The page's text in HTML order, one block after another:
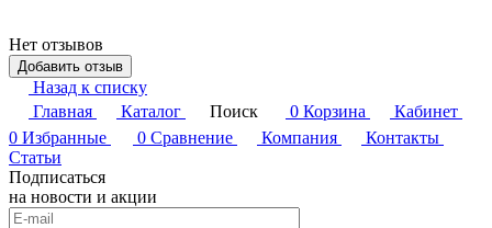
Нет отзывов
Добавить отзыв
Назад к списку
Главная
Каталог Поиск 0 Корзина
Кабинет
0 Избранные 0 Сравнение Компания
Контакты
Статьи
Подписаться
на новости и акции